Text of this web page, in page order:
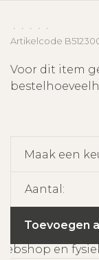
• • • •
•
Artikelcode
Voor dit item
Maak een
Aantal:
Toevoegen
en